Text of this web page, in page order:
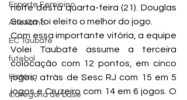
Esporte Feminino
Atletismo
EC Taubaté
futebol
História
Categoria de base
noite desta quarta-feira (21). Douglas
Souza foi eleito o melhor do jogo.
Com essa importante vitória, a equipe
Volei Taubaté assume a terceira
colocação com 12 pontos, em cinco
jogos, atrás de Sesc RJ com 15 em 5
jogos e Cruzeiro com 14 em 6 jogos. O